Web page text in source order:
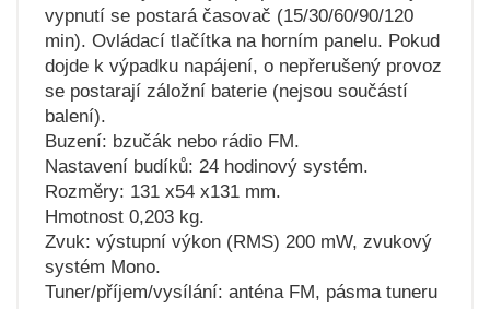
vypnutí se postará časovač (15/30/60/90/120
min). Ovládací tlačítka na horním panelu. Pokud
dojde k výpadku napájení, o nepřerušený provoz
se postarají záložní baterie (nejsou součástí
balení).
Buzení: bzučák nebo rádio FM.
Nastavení budíků: 24 hodinový systém.
Rozměry: 131 x54 x131 mm.
Hmotnost 0,203 kg.
Zvuk: výstupní výkon (RMS) 200 mW, zvukový
systém Mono.
Tuner/příjem/vysílání: anténa FM, pásma tuneru